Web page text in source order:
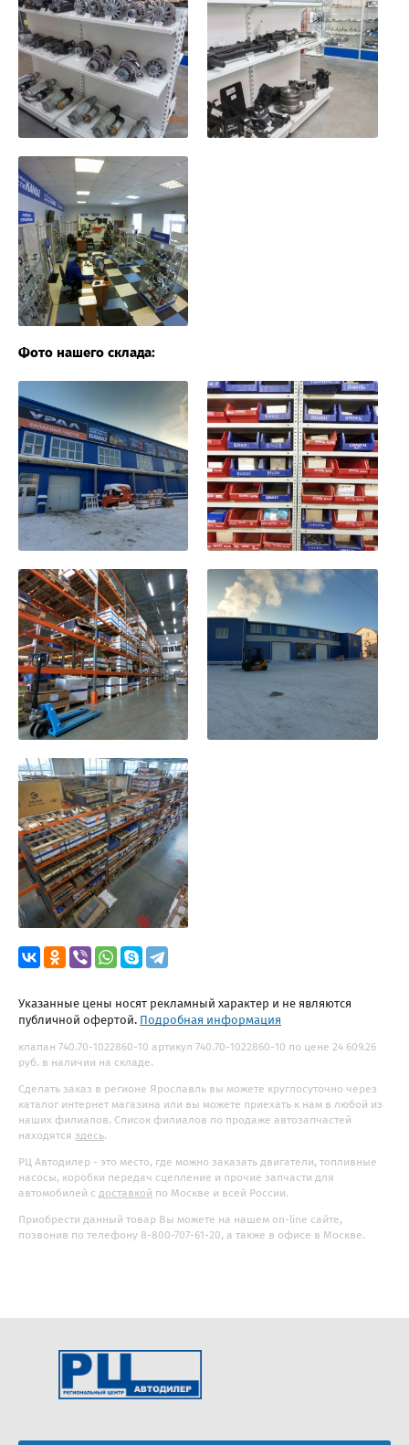
Фото нашего склада:
Указанные цены носят рекламный характер и не являются
публичной офертой. Подробная информация
клапан 740.70-1022860-10 артикул 740.70-1022860-10 по цене 24 609.26
руб. в наличии на складе.
Сделать заказ в регионе Ярославль вы можете круглосуточно через
каталог интернет магазина или вы можете приехать к нам в любой из
наших филиалов. Список филиалов по продаже автозапчастей
находятся здесь.
РЦ Автодилер - это место, где можно заказать двигатели, топливные
насосы, коробки передач сцепление и прочие запчасти для
автомобилей с доставкой по Москве и всей России.
Приобрести данный товар Вы можете на нашем on-line сайте,
позвонив по телефону 8-800-707-61-20, а также в офисе в Москве.